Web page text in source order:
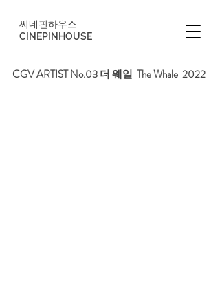
씨네핀하우스
CINEPINHOUSE
CGV ARTIST No.03 더 웨일  The Whale  2022